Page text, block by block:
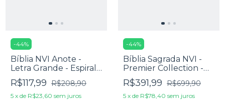
-44%
Bíblia NVI Anote -
Letra Grande - Espiral
Pluma Leve
R$117,99 R$208,90
5 x de R$23,60 sem juros
-44%
Bíblia Sagrada NVI -
Premier Collection -
Capa Couro Luxo
Preta
R$391,99 R$699,90
5 x de R$78,40 sem juros